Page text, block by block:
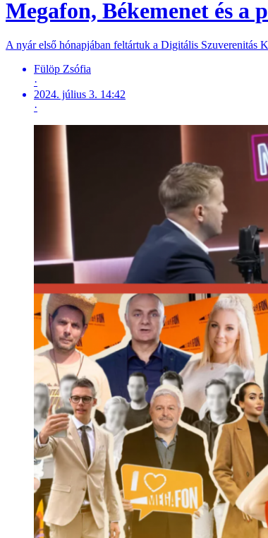
Megafon, Békemenet és
A nyár első hónapjában feltártuk a Digitális
Fülöp Zsófia
·
2024. július 3. 14:42
·